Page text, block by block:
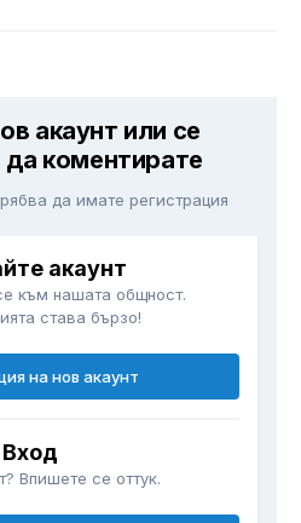
акаунт или се
да коментирате
да имате регистрация
акаунт
към нашата общност.
става бързо!
на нов акаунт
Вход
Впишете се оттук.